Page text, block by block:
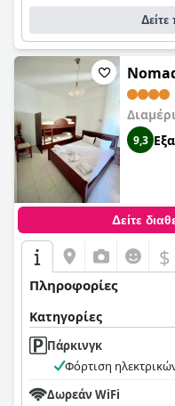
9,3
Δείτε
$
Πληροφορίες
Κατηγορίες
Πάρκινγκ
Φόρτιση
Δωρεάν WiFi